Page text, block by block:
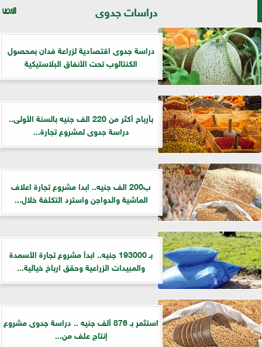
دراسات جدوى
دراسة جدوى اقتصادية لزراعة فدان بمحصول
الكنتالوب تحت الأنفاق البلاستيكية
بأرباح أكثر من 220 الف جنيه بالسنة الأولى..
دراسة جدوى لمشروع تجارة...
ب200 الف جنيه.. ابدا مشروع تجارة اعلاف
الماشية والدواجن واسترد التكلفة خلال...
بـ 193000 جنيه.. ابدأ مشروع تجارة الأسمدة
والمبيدات الزراعية وحقق ارباخ خيالية...
استثمر بـ 876 ألف جنيه .. دراسة جدوى مشروع
إنتاج علف من...